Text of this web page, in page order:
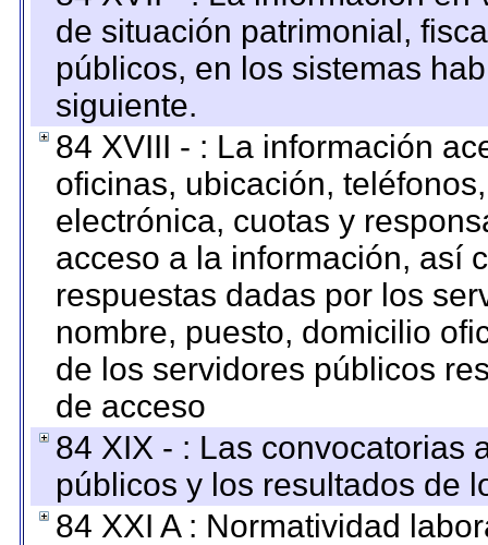
de situación patrimonial,
públicos, en los sistemas
siguiente.
84 XVIII - : La información
oficinas, ubicación,
electrónica, cuotas y
acceso a la información, así
respuestas dadas por los
nombre, puesto, domicilio
de los servidores públicos
de acceso
84 XIX - : Las convocatorias
públicos y los resultados de
84 XXI A : Normatividad